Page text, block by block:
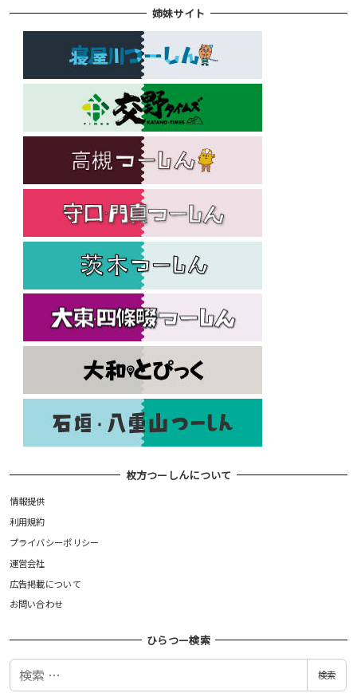
姉妹サイト
枚方つーしんについて
情報提供
利用規約
プライバシーポリシー
運営会社
広告掲載について
お問い合わせ
ひらつー検索
検
検索